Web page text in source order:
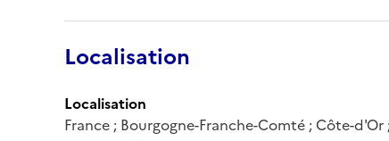
Localisation
Localisation
France ; Bourgogne-Franche-Comté ; Côte-d'Or